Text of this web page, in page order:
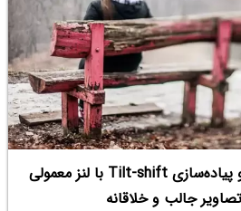
آموزش عکاسی لنز آزاد و پیاده‌سازی Tilt-shift با لنز معمولی
جالب و خلاقانه